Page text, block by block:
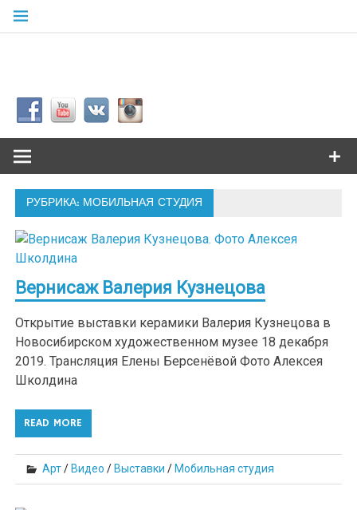
Skip
РУБРИКА: МОБИЛЬНАЯ СТУДИЯ
Вернисаж Валерия Кузнецова
Открытие выставки керамики Валерия Кузнецова в
Новосибирском художественном музее 18 декабря
2019. Трансляция Елены Берсенёвой Фото Алексея
Школдина
READ MORE
Арт/ Видео / Выставки / Мобильная студия